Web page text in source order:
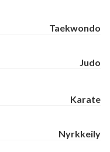
Taekwondo
Judo
Karate
Nyrkkeily